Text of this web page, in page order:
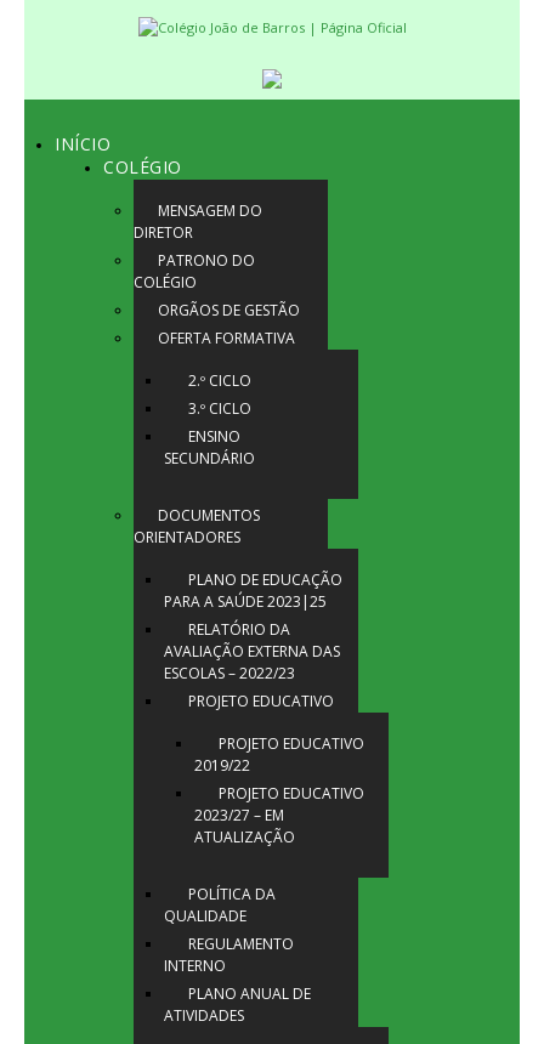
INÍCIO
COLÉGIO
MENSAGEM DO
DIRETOR
PATRONO DO
COLÉGIO
ORGÃOS DE GESTÃO
OFERTA FORMATIVA
2.º CICLO
3.º CICLO
ENSINO
SECUNDÁRIO
DOCUMENTOS
ORIENTADORES
PLANO DE EDUCAÇÃO
PARA A SAÚDE 2023|25
RELATÓRIO DA
AVALIAÇÃO EXTERNA DAS
ESCOLAS – 2022/23
PROJETO EDUCATIVO
PROJETO EDUCATIVO
2019/22
PROJETO EDUCATIVO
2023/27 – EM
ATUALIZAÇÃO
POLÍTICA DA
QUALIDADE
REGULAMENTO
INTERNO
PLANO ANUAL DE
ATIVIDADES